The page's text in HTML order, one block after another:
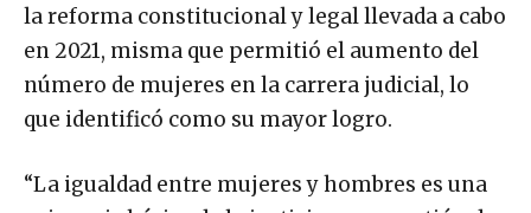
la reforma constitucional y legal llevada a cabo
en 2021, misma que permitió el aumento del
número de mujeres en la carrera judicial, lo
que identificó como su mayor logro.
“La igualdad entre mujeres y hombres es una